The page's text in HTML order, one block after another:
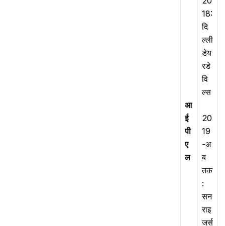
आ
ई
पी
ए
ल
18:
दि
ल्ली
डेय
रडे
वि
ल्स
20
19
-अ
ब
तक
:
सन
राइ
जर्स